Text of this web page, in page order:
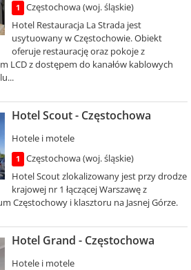
1
Częstochowa (woj. śląskie)
Hotel Restauracja La Strada jest
usytuowany w Częstochowie. Obiekt
oferuje restaurację oraz pokoje z
LCD z dostępem do kanałów kablowych
Hotel Scout - Częstochowa
Hotele i motele
1
Częstochowa (woj. śląskie)
Hotel Scout zlokalizowany jest przy drodze
krajowej nr 1 łączącej Warszawę z
Częstochowy i klasztoru na Jasnej Górze.
Hotel Grand - Częstochowa
Hotele i motele